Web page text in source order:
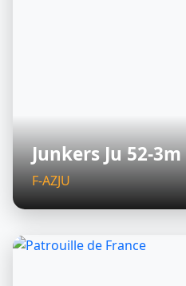
Junkers Ju 52-3m
F-AZJU